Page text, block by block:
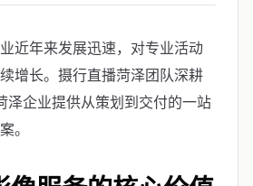
近年来发展迅速，对专业活动
增长。摄行直播菏泽团队深耕
泽企业提供从策划到交付的一站
。